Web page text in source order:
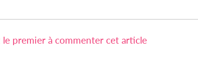
le premier à commenter cet article